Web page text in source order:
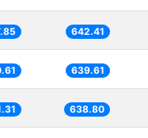
642.41
639.61
638.80